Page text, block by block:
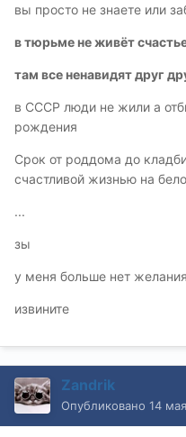
вы просто не знаете или
в тюрьме не живёт
там все ненавидят друг
в СССР люди не жили а
рождения
Срок от роддома до
счастливой жизнью на
...
зы
у меня больше нет
извините
Zandrik
Опубликовано 14